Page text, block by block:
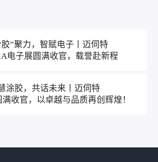
”聚力，智赋电子丨迈伺特
电子展圆满收官，载誉赴新程
涂胶，共话未来丨迈伺特
收官，以卓越与品质再创辉煌！